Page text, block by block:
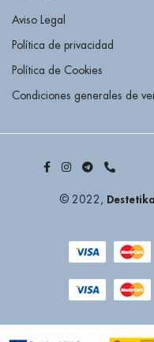
Aviso Legal
Política de privacidad
Política de Cookies
Condiciones generales de
© 2022,